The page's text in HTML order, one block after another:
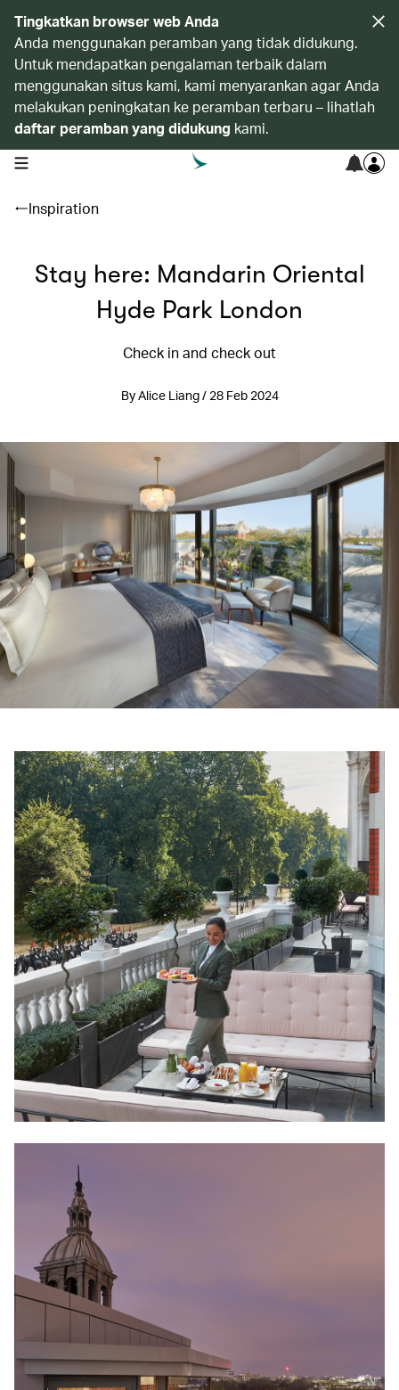
Tingkatkan browser web Anda
Anda menggunakan peramban yang tidak didukung.
Untuk mendapatkan pengalaman terbaik dalam
menggunakan situs kami, kami menyarankan agar Anda
melakukan peningkatan ke peramban terbaru – lihatlah
daftar peramban yang didukung kami.
open navigation menu
Inspiration
Stay here: Mandarin Oriental
Hyde Park London
Check in and check out
By Alice Liang / 28 Feb 2024